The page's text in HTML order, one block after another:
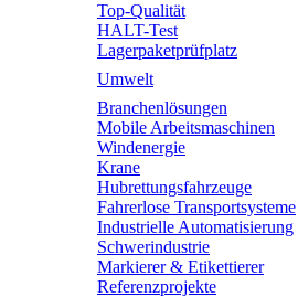
Top-Qualität
HALT-Test
Lagerpaketprüfplatz
Umwelt
Branchenlösungen
Mobile Arbeitsmaschinen
Windenergie
Krane
Hubrettungsfahrzeuge
Fahrerlose Transportsysteme
Industrielle Automatisierung
Schwerindustrie
Markierer & Etikettierer
Referenzprojekte